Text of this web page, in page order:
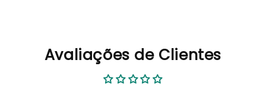
Avaliações de Clientes